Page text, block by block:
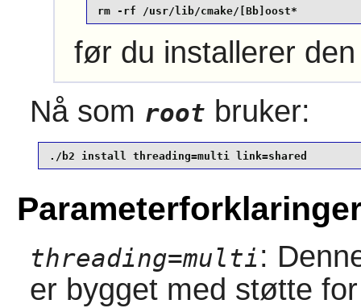
rm -rf /usr/lib/cmake/[Bb]oost*
før du installerer
Nå som root bruker:
./b2 install threading=multi link=shared
threading=multi:
er bygget med støtte